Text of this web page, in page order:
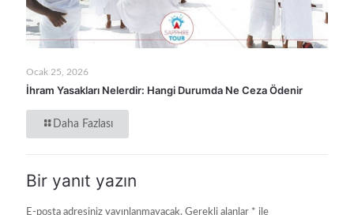
Ocak 25, 2026
İhram Yasakları Nelerdir: Hangi Durumda Ne Ceza Ödenir
Daha Fazlası
Bir yanıt yazın
E-posta adresiniz yayınlanmayacak. Gerekli alanlar * ile